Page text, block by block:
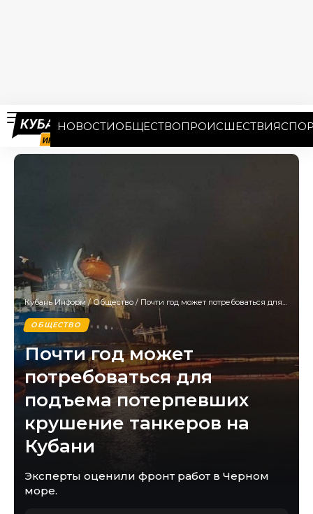
НОВОСТИОБЩЕСТВОПРОИСШЕСТВИЯ
Кубань Информ/Общество / Почти год может потребоваться для подъема потерпевших крушение танкеров на Кубани
ОБЩЕСТВО
Почти год может
потребоваться для
подъема потерпевших
крушение танкеров на
Кубани
Эксперты оценили фронт работ в Черном
море.